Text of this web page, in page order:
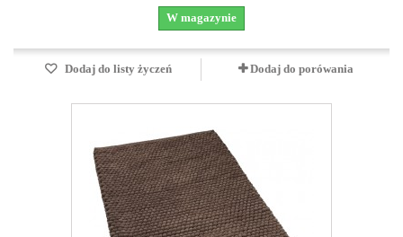
W magazynie
Dodaj do listy życzeń Dodaj do porówania